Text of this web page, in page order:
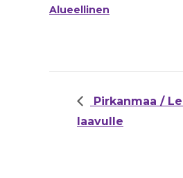
Alueellinen
Pirkanmaa /
laavulle